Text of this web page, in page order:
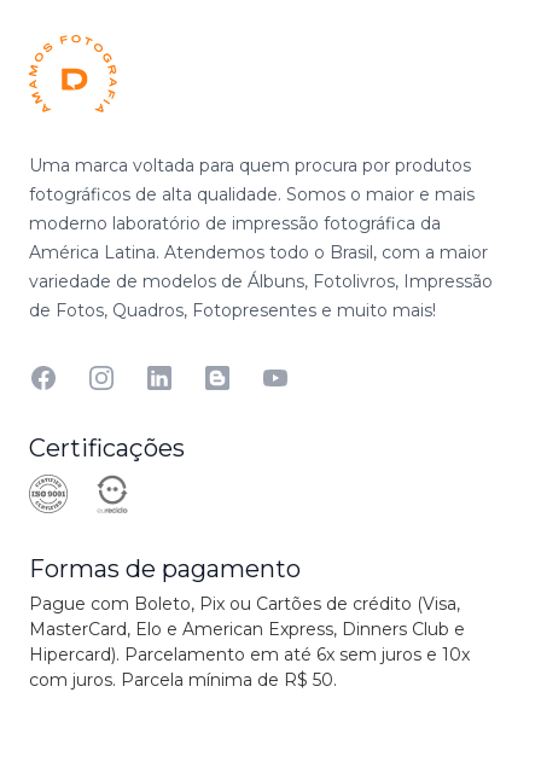
Uma marca voltada para quem procura por produtos
fotográficos de alta qualidade. Somos o maior e mais
moderno laboratório de impressão fotográfica da
América Latina. Atendemos todo o Brasil, com a maior
variedade de modelos de Álbuns, Fotolivros, Impressão
de Fotos, Quadros, Fotopresentes e muito mais!
FacebookInstagramLinkedinBlog YouTube
Certificações
Formas de pagamento
Pague com Boleto, Pix ou Cartões de crédito (Visa,
MasterCard, Elo e American Express, Dinners Club e
Hipercard). Parcelamento em até 6x sem juros e 10x
com juros. Parcela mínima de R$ 50.